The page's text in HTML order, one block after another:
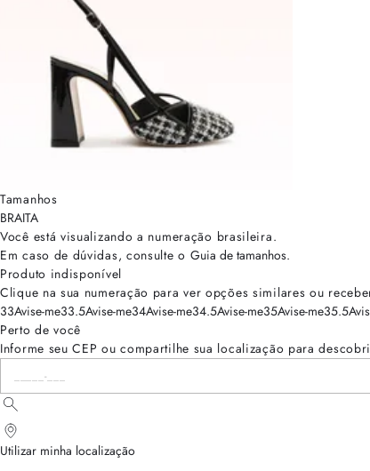
Tamanhos
BRAITA
Você está visualizando a numeração brasileira.
Em caso de dúvidas, consulte o Guia de tamanhos.
Produto indisponível
Clique na sua numeração para ver opções similares ou
33Avise-me33.5Avise-me34Avise-me34.5Avise-me35Avise-me35.5
Perto de você
Informe seu CEP ou compartilhe sua localização para
Utilizar minha localização